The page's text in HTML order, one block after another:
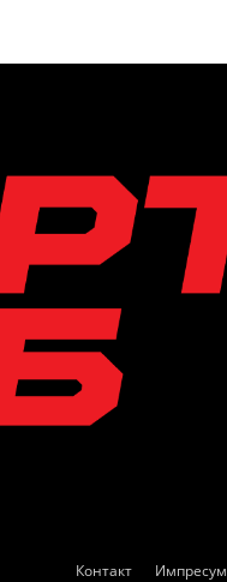
Контакт Импресум